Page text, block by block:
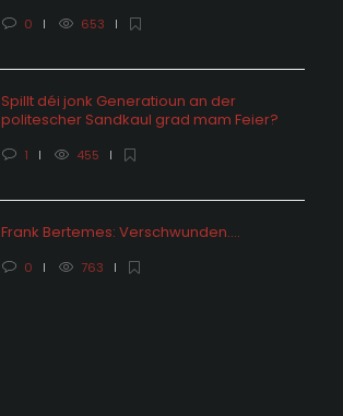
0 653
Spillt déi jonk Generatioun an der
politescher Sandkaul grad mam Feier?
1 455
Frank Bertemes: Verschwunden….
0 763